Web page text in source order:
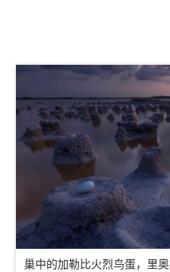
巢中的加勒比火烈鸟蛋，里